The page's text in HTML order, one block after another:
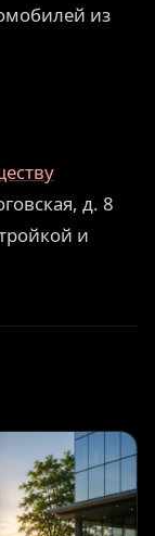
из
д. 8
и